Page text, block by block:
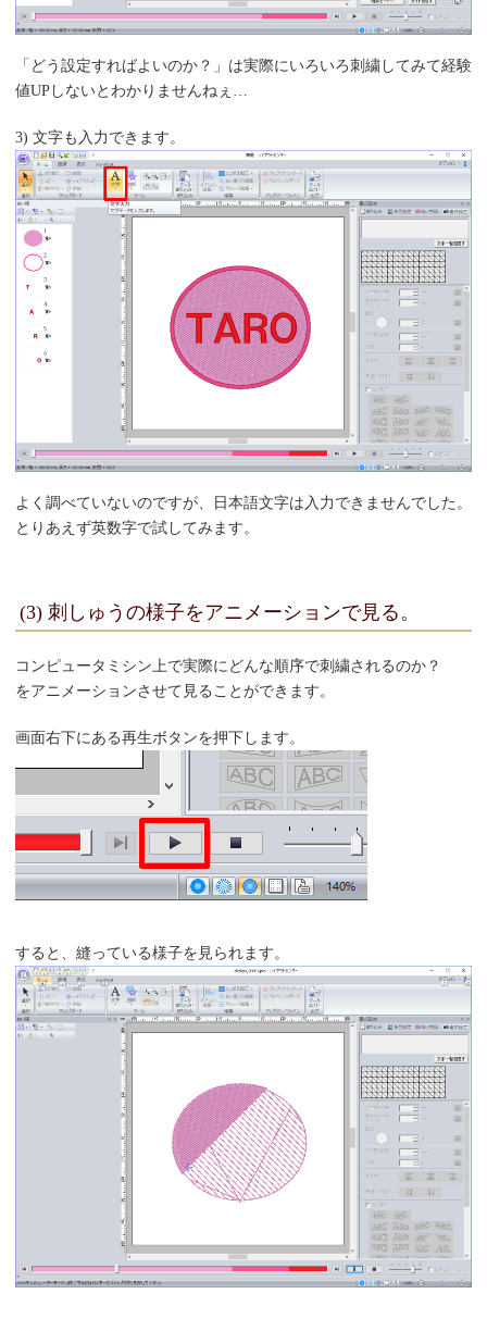
「どう設定すればよいのか？」は実際にいろいろ刺繍してみて経験
値UPしないとわかりませんねぇ…
3) 文字も入力できます。
よく調べていないのですが、日本語文字は入力できませんでした。
とりあえず英数字で試してみます。
(3) 刺しゅうの様子をアニメーションで見る。
コンピュータミシン上で実際にどんな順序で刺繍されるのか？
をアニメーションさせて見ることができます。
画面右下にある再生ボタンを押下します。
すると、縫っている様子を見られます。